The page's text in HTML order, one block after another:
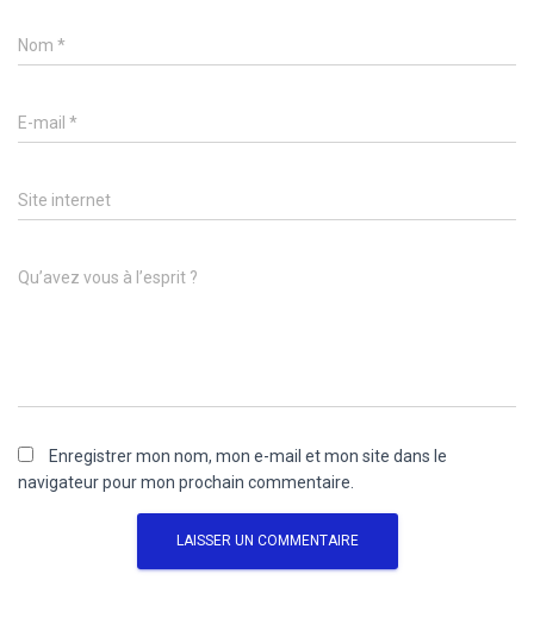
Nom *
E-mail *
Site internet
Qu’avez vous à l’esprit ?
Enregistrer mon nom, mon e-mail et mon site dans le
navigateur pour mon prochain commentaire.